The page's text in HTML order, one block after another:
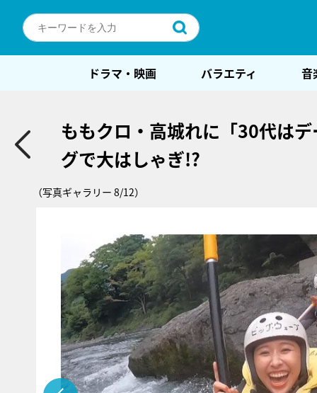
ドラマ・映画 バラエティ 音
ももクロ・高城れに「30代は
グで大はしゃぎ!?
（写真ギャラリー 8/12）